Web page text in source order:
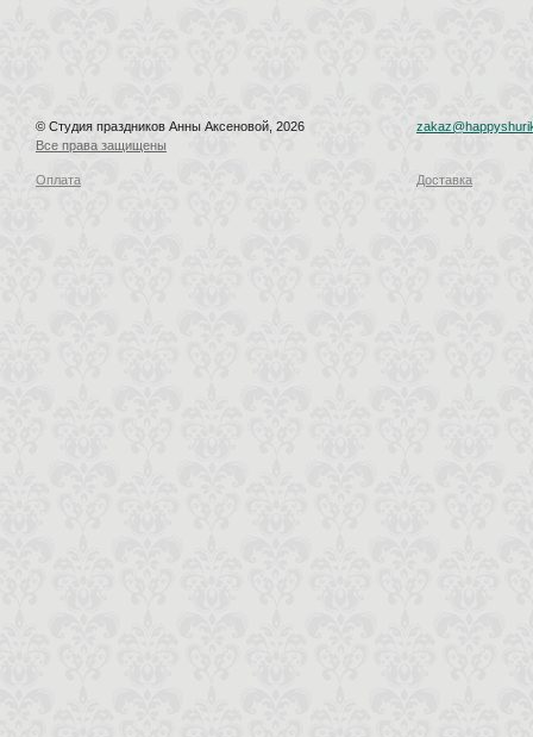
© Студия праздников Анны Аксеновой, 2026
Все права защищены
Оплата Доставка